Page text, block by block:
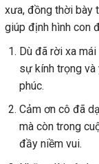
xưa, đồng thời bày
giúp định hình con
Dù đã rời xa
sự kính trọng và
phúc.
Cảm ơn cô đã
mà còn trong
đầy niềm vui.